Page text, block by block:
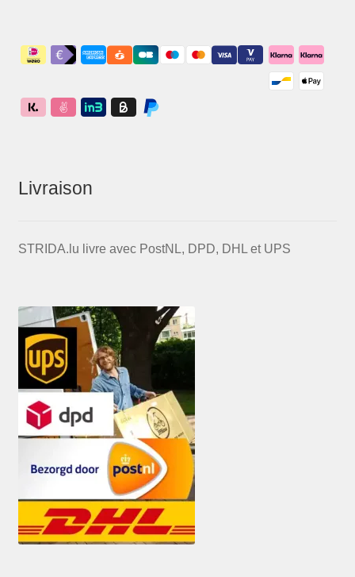
Livraison
STRIDA.lu livre avec PostNL, DPD, DHL et UPS